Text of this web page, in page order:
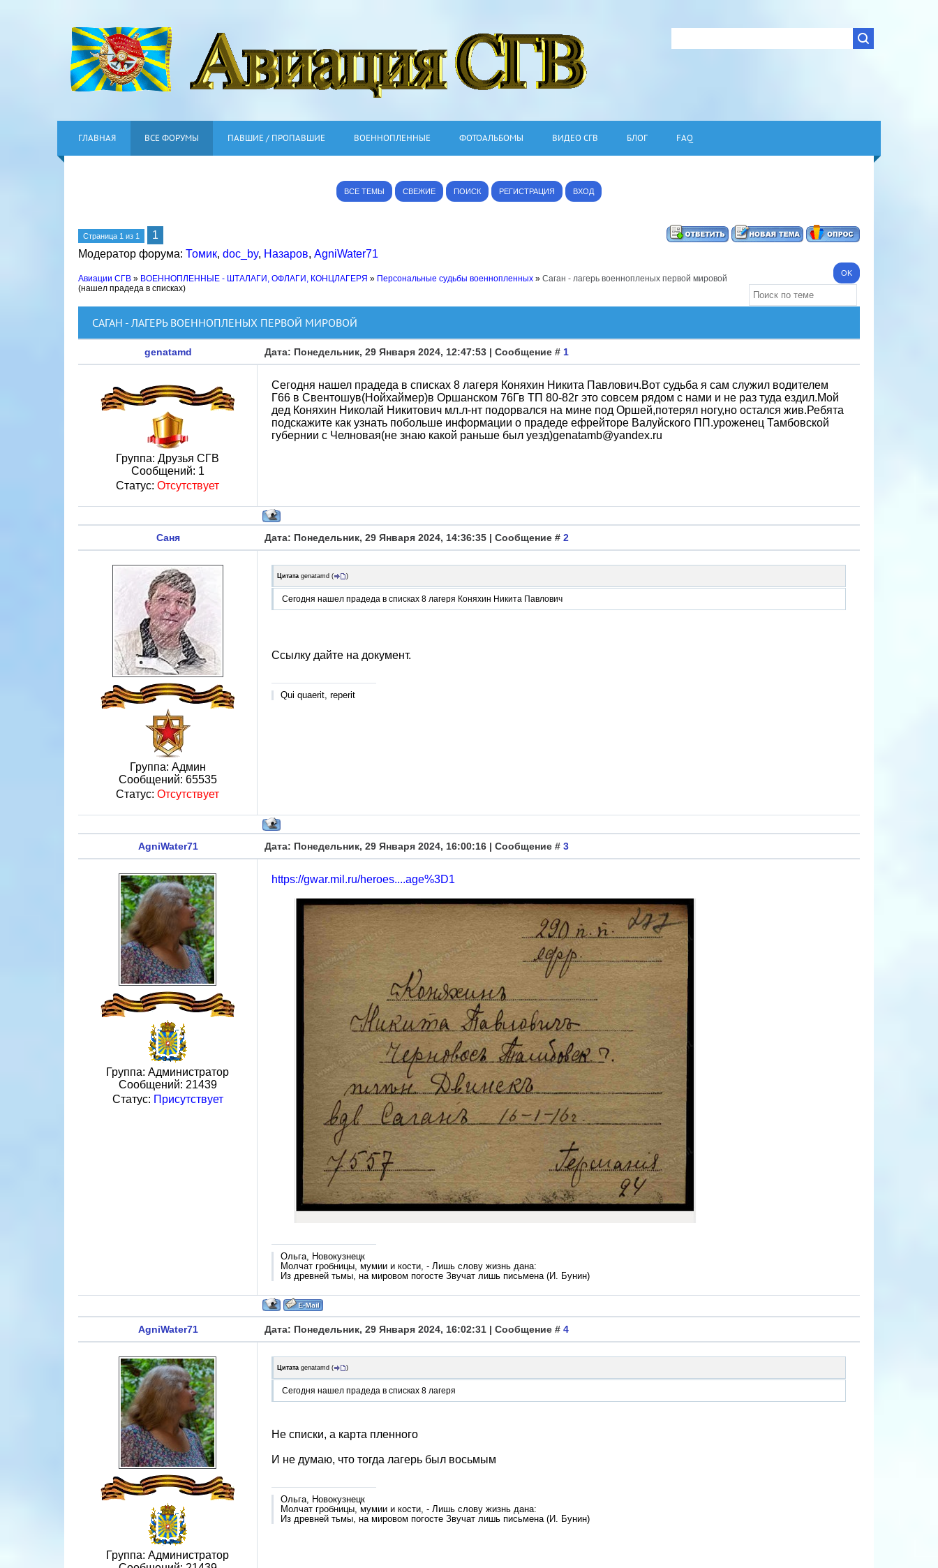
ГЛАВНАЯ ВСЕ ФОРУМЫ ПАВШИЕ / ПРОПАВШИЕ ВОЕННОПЛЕННЫЕ ФОТОАЛЬБОМЫ ВИДЕО СГВ БЛОГ FAQ
ВСЕ ТЕМЫ СВЕЖИЕ ПОИСК РЕГИСТРАЦИЯ ВХОД
Страница 1 из 1
1
Модератор форума: Томик, doc_by, Назаров, AgniWater71
Авиации СГВ » ВОЕННОПЛЕННЫЕ - ШТАЛАГИ, ОФЛАГИ, КОНЦЛАГЕРЯ » Персональные судьбы военнопленных » Саган - лагерь военнопленых первой мировой
(нашел прадеда в списках)
САГАН - ЛАГЕРЬ ВОЕННОПЛЕНЫХ ПЕРВОЙ МИРОВОЙ
genatamd Дата: Понедельник, 29 Января 2024, 12:47:53 | Сообщение # 1
Группа: Друзья СГВ
Сообщений: 1
Статус: Отсутствует
Сегодня нашел прадеда в списках 8 лагеря Коняхин Никита Павлович.Вот судьба я сам служил водителем
Г66 в Свентошув(Нойхаймер)в Оршанском 76Гв ТП 80-82г это совсем рядом с нами и не раз туда ездил.Мой
дед Коняхин Николай Никитович мл.л-нт подорвался на мине под Оршей,потерял ногу,но остался жив.Ребята
подскажите как узнать побольше информации о прадеде ефрейторе Валуйского ПП.уроженец Тамбовской
губернии с Челновая(не знаю какой раньше был уезд)genatamb@yandex.ru
Саня Дата: Понедельник, 29 Января 2024, 14:36:35 | Сообщение # 2
Группа: Админ
Сообщений: 65535
Статус: Отсутствует
Цитата genatamd ( )
Сегодня нашел прадеда в списках 8 лагеря Коняхин Никита Павлович
Ссылку дайте на документ.
Qui quaerit, reperit
AgniWater71 Дата: Понедельник, 29 Января 2024, 16:00:16 | Сообщение # 3
Группа: Администратор
Сообщений: 21439
Статус: Присутствует
https://gwar.mil.ru/heroes....age%3D1
Ольга, Новокузнецк
Молчат гробницы, мумии и кости, - Лишь слову жизнь дана:
Из древней тьмы, на мировом погосте Звучат лишь письмена (И. Бунин)
AgniWater71 Дата: Понедельник, 29 Января 2024, 16:02:31 | Сообщение # 4
Группа: Администратор
Цитата genatamd ( )
Сегодня нашел прадеда в списках 8 лагеря
Не списки, а карта пленного
И не думаю, что тогда лагерь был восьмым
Ольга, Новокузнецк
Молчат гробницы, мумии и кости, - Лишь слову жизнь дана:
Из древней тьмы, на мировом погосте Звучат лишь письмена (И. Бунин)